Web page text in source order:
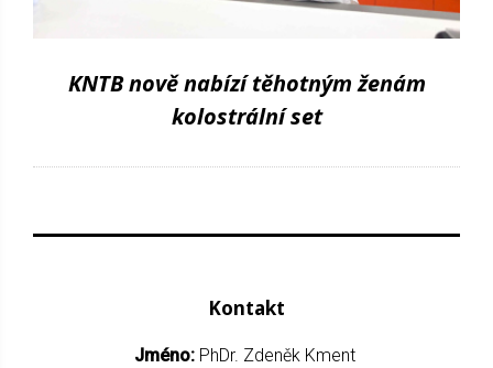
KNTB nově nabízí těhotným ženám
kolostrální set
Kontakt
Jméno: PhDr. Zdeněk Kment